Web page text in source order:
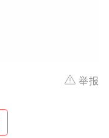
举报